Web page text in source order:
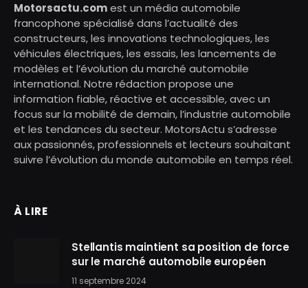
Motorsactu.comest un média automobile
francophone spécialisé dans l’actualité des
constructeurs, les innovations technologiques, les
véhicules électriques, les essais, les lancements de
modèles et l’évolution du marché automobile
international. Notre rédaction propose une
information fiable, réactive et accessible, avec un
focus sur la mobilité de demain, l’industrie automobile
et les tendances du secteur. MotorsActu s’adresse
aux passionnés, professionnels et lecteurs souhaitant
suivre l’évolution du monde automobile en temps réel.
À LIRE
Stellantis maintient sa position de force
sur le marché automobile européen
11 septembre 2024